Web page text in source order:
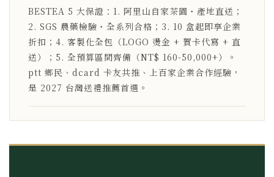
BESTEA 5 大保證：1. 阿里山自家茶園・產地直送；
2. SGS 農藥檢驗・全系列合格；3. 10 盒起即享企業
折扣；4. 客製化全包（LOGO 燙金 + 賀卡代寫 + 直
送）；5. 全預算區間齊備（NT$ 160-50,000+）。
ptt 鄉民、dcard 卡友共推、上百家企業合作經驗，
是 2027 台灣送禮推薦首選。